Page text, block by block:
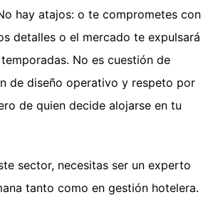
hay atajos: o te comprometes con
detalles o el mercado te expulsará
No es cuestión de
de diseño operativo y respeto por
de quien decide alojarse en tu
sector, necesitas ser un experto
tanto como en gestión hotelera.